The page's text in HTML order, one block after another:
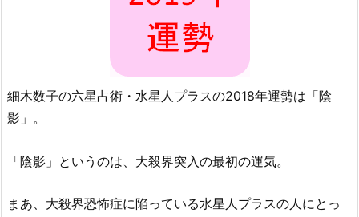
細木数子の六星占術・水星人プラスの2018年運勢は「陰
影」。
「陰影」というのは、大殺界突入の最初の運気。
まあ、大殺界恐怖症に陥っている水星人プラスの人にとっ